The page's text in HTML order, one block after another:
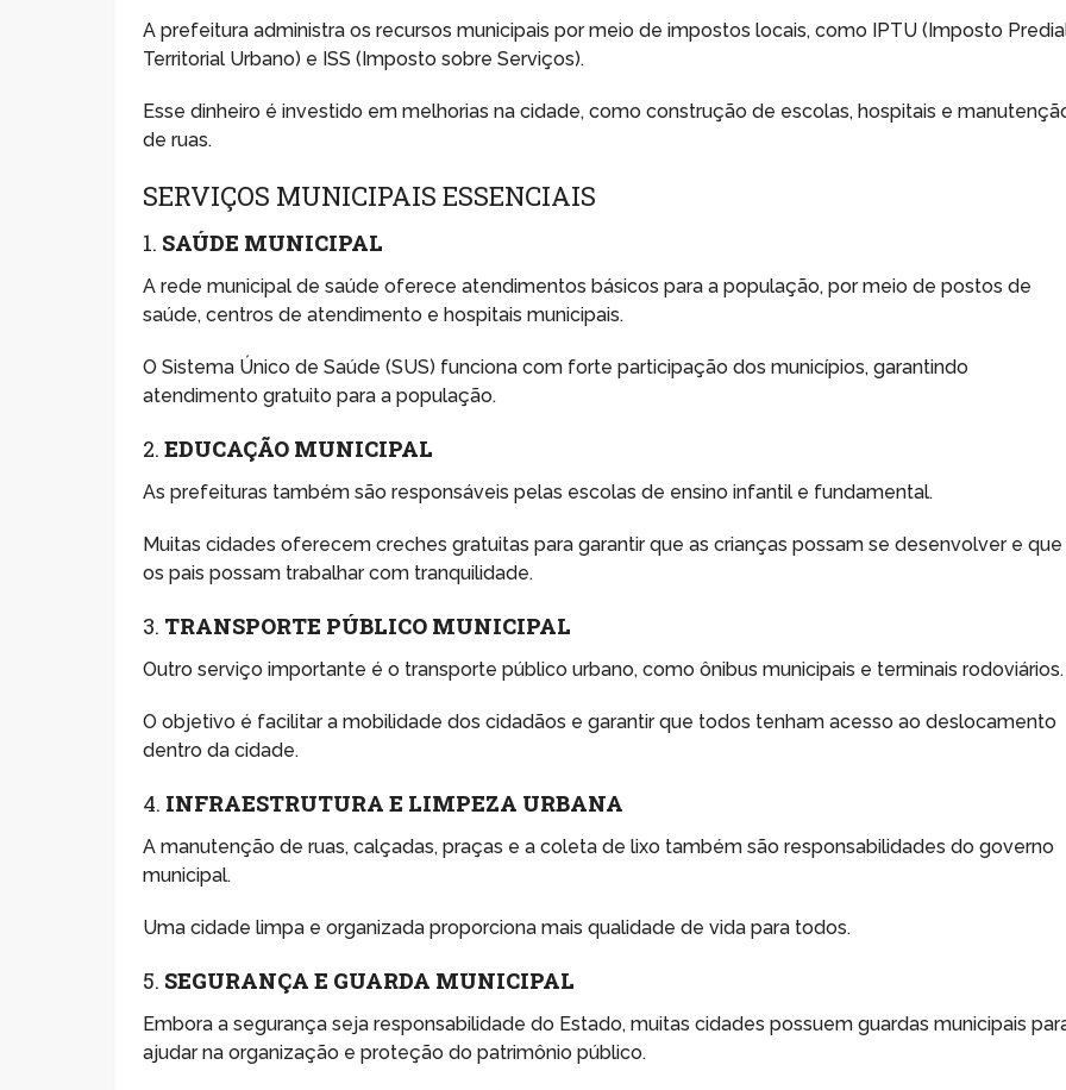
A prefeitura administra os recursos municipais por meio de impostos locais, como IPTU (Imposto
Territorial Urbano) e ISS (Imposto sobre Serviços).
Esse dinheiro é investido em melhorias na cidade, como construção de escolas, hospitais e
de ruas.
SERVIÇOS MUNICIPAIS ESSENCIAIS
1. SAÚDE MUNICIPAL
A rede municipal de saúde oferece atendimentos básicos para a população, por meio de postos de
saúde, centros de atendimento e hospitais municipais.
O Sistema Único de Saúde (SUS) funciona com forte participação dos municípios, garantindo
atendimento gratuito para a população.
2.EDUCAÇÃO MUNICIPAL
As prefeituras também são responsáveis pelas escolas de ensino infantil e fundamental.
Muitas cidades oferecem creches gratuitas para garantir que as crianças possam se desenvolver e que
os pais possam trabalhar com tranquilidade.
3. TRANSPORTE PÚBLICO MUNICIPAL
Outro serviço importante é o transporte público urbano, como ônibus municipais e terminais rodoviários.
O objetivo é facilitar a mobilidade dos cidadãos e garantir que todos tenham acesso ao deslocamento
dentro da cidade.
4. INFRAESTRUTURA E LIMPEZA URBANA
A manutenção de ruas, calçadas, praças e a coleta de lixo também são responsabilidades do governo
municipal.
Uma cidade limpa e organizada proporciona mais qualidade de vida para todos.
5. SEGURANÇA E GUARDA MUNICIPAL
Embora a segurança seja responsabilidade do Estado, muitas cidades possuem guardas municipais
ajudar na organização e proteção do patrimônio público.